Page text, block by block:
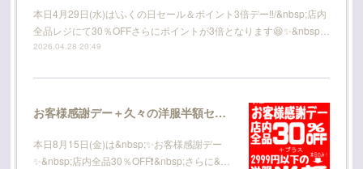
本日4月29日(水)は\ふくの日セール＆ポイント3倍デー‼️/&nbsp;店内
全品レジにて30％OFFさらにポイントが3倍となります😆✨&nbsp…
2026.04.28 20:49
お客様感謝デー＋久々の洋服半額セール☆
本日8月15日(金)は&nbsp;✨️お客様感謝デー
✨️&nbsp;店内全品30％OFF❗️&nbsp;さらに&…